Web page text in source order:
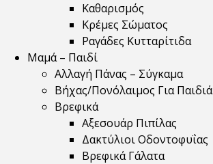
Καθαρισμός
Κρέμες Σώματος
Ραγάδες Κυτταρίτιδα
Μαμά – Παιδί
Αλλαγή Πάνας – Σύγκαμα
Βήχας/Πονόλαιμος Για Παιδιά
Βρεφικά
Αξεσουάρ Πιπίλας
Δακτύλιοι Οδοντοφυΐας
Βρεφικά Γάλατα